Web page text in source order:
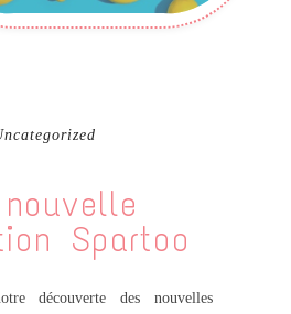
Spartoo
découverte des nouvelles